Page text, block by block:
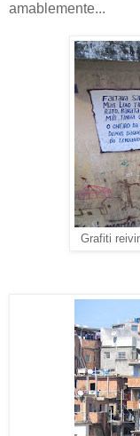
amablemente...
Grafiti